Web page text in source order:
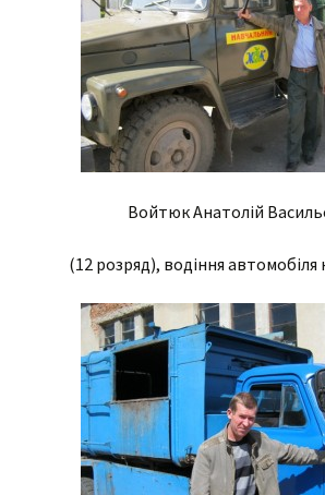
Войтюк Анатолій
(12 розряд), водіння автомобіля